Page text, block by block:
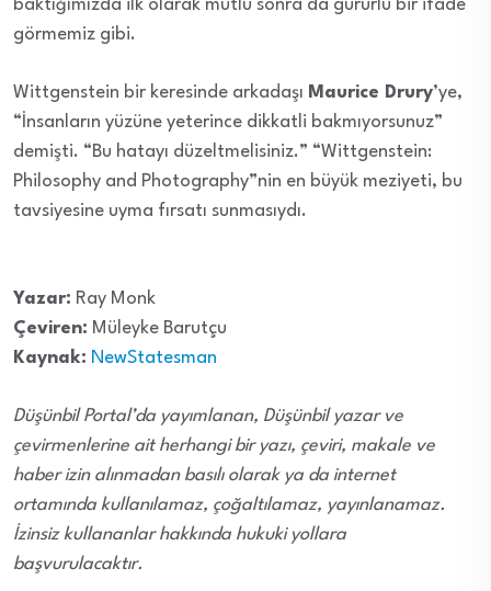
baktığımızda ilk olarak mutlu sonra da gururlu bir ifade
görmemiz gibi.
Wittgenstein bir keresinde arkadaşı Maurice Drury’ye,
“İnsanların yüzüne yeterince dikkatli bakmıyorsunuz”
demişti. “Bu hatayı düzeltmelisiniz.” “Wittgenstein:
Philosophy and Photography”nin en büyük meziyeti, bu
tavsiyesine uyma fırsatı sunmasıydı.
Yazar: Ray Monk
Çeviren: Müleyke Barutçu
Kaynak: NewStatesman
Düşünbil Portal’da yayımlanan, Düşünbil yazar ve
çevirmenlerine ait herhangi bir yazı, çeviri, makale ve
haber izin alınmadan basılı olarak ya da internet
ortamında kullanılamaz, çoğaltılamaz, yayınlanamaz.
İzinsiz kullananlar hakkında hukuki yollara
başvurulacaktır.